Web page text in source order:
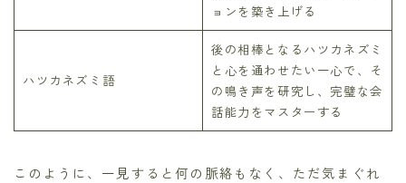
ョンを築き上げる
ハツカネズミ語
後の相棒となるハツカネズミ
と心を通わせたい一心で、そ
の鳴き声を研究し、完璧な会
話能力をマスターする
このように、一見すると何の脈絡もなく、ただ気まぐれ